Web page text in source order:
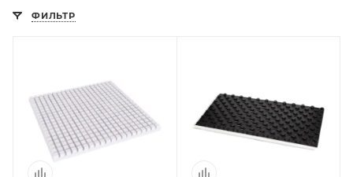
КОНТАКТЫ
ФИЛЬТР
котел газовый Baxi
Не можете найти нужный товар? Наши специалисты
помогут с подбором.
ЗАКАЗАТЬ ЗВОНОК